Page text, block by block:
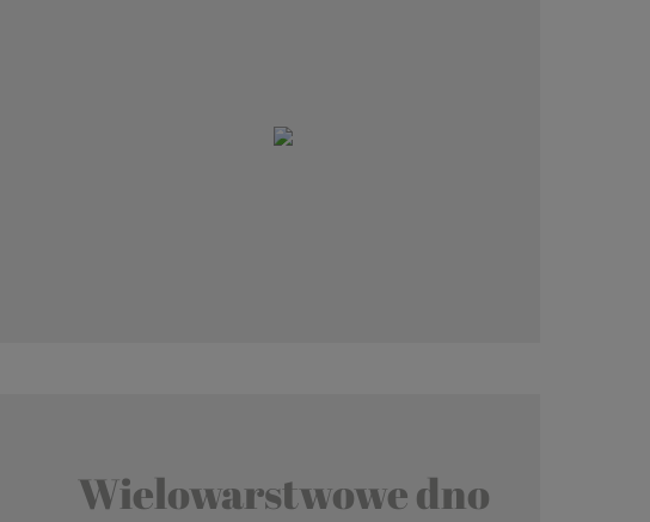
Wielowarstwowe dno